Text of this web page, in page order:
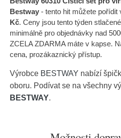
Bestway - tento hit můžete
Kč. Ceny jsou tento týden
minimálně pro objednávky nad
ZCELA ZDARMA máte v kapse.
cena, prozákaznický přístup.
Výrobce BESTWAY nabízí
oboru. Podívat se na všechny
BESTWAY.